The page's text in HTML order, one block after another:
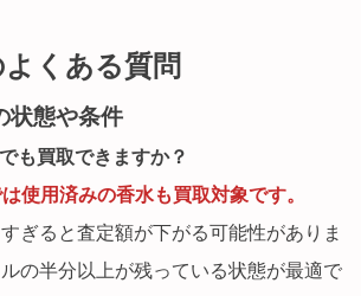
くある質問
状態や条件
も買取できますか？
使用済みの香水も買取対象です。
ぎると査定額が下がる可能性がありま
の半分以上が残っている状態が最適で